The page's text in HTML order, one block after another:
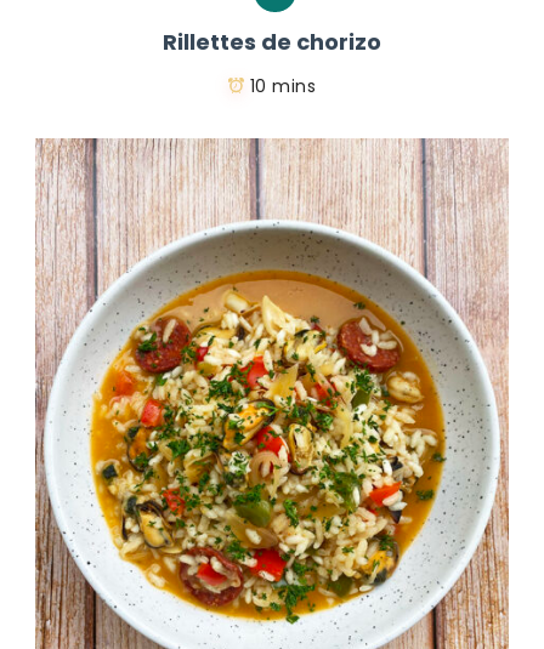
Rillettes de chorizo
10 mins